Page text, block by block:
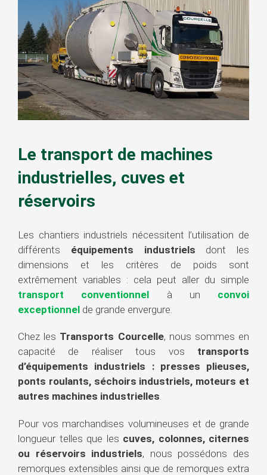
Le transport de machines
industrielles, cuves et
réservoirs
Les chantiers industriels nécessitent l’utilisation de
différents équipements industriels dont les
dimensions et les critères de poids sont
extrêmement variables : cela peut aller du simple
transport conventionnel à un convoi
exceptionnel de grande envergure.
Chez les Transports Courcelle, nous sommes en
capacité de réaliser tous vos transports
d’équipements industriels : presses plieuses,
ponts roulants, séchoirs industriels, moteurs et
autres machines industrielles.
Pour vos marchandises volumineuses et de grande
longueur telles que les cuves, colonnes, citernes
ou réservoirs industriels, nous possédons des
remorques extensibles ainsi que de remorques extra